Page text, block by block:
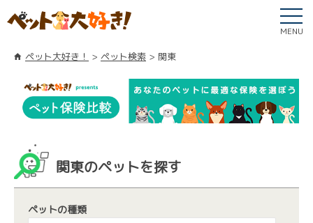
MENU
ペット大好き！ ペット検索 関東
関東のペットを探す
ペットの種類